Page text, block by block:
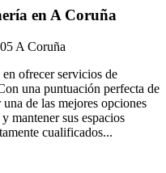
en A Coruña
A Coruña
en ofrecer servicios de
una puntuación perfecta de
de las mejores opciones
mantener sus espacios
cualificados...